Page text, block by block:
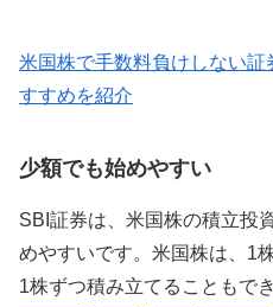
米国株で手数料負けしない
すすめを紹介
少額でも始めやすい
SBI証券は、米国株の積立投
めやすいです。米国株は、1
1株ずつ積み立てることもでき